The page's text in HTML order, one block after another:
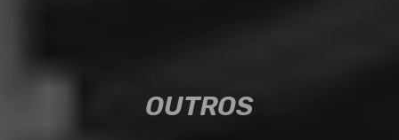
OUTROS
OUTROS